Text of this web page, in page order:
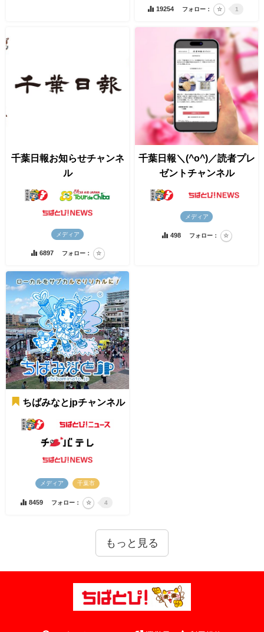
19254 フォロー： 1
千葉日報お知らせチャンネ
ル
メディア
6897 フォロー：
千葉日報＼(^o^)／読者プレ
ゼントチャンネル
メディア
498 フォロー：
ちばみなとjpチャンネル
メディア 千葉市
8459 フォロー： 4